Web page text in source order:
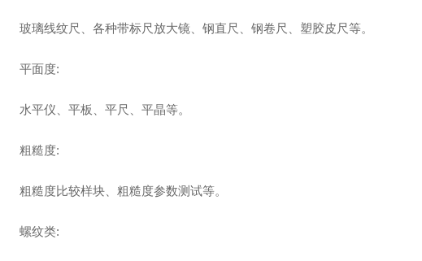
玻璃线纹尺、各种带标尺放大镜、钢直尺、钢卷尺、塑胶皮尺等。
平面度:
水平仪、平板、平尺、平晶等。
粗糙度:
粗糙度比较样块、粗糙度参数测试等。
螺纹类: